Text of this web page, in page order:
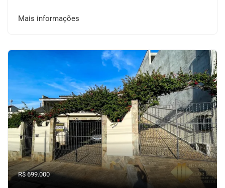
Mais informações
R$ 699.000